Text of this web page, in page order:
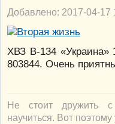
Добавлено: 2017-04-17
ХВЗ В-134
803844. Очень
Не стоит дружить
научиться. Вот